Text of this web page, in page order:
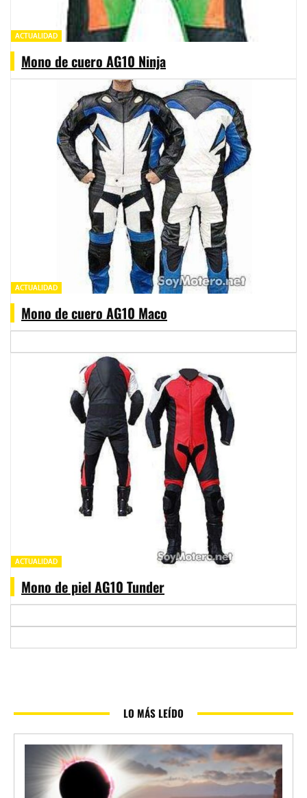
ACTUALIDAD
Mono de cuero AG10 Ninja
ACTUALIDAD
Mono de cuero AG10 Maco
ACTUALIDAD
Mono de piel AG10 Tunder
LO MÁS LEÍDO